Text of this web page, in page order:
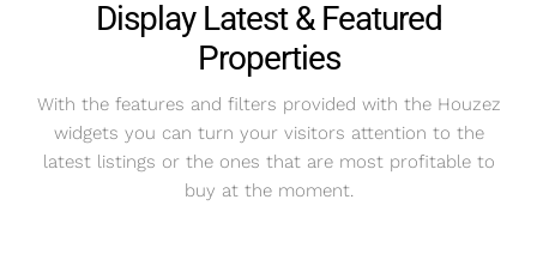
Display Latest & Featured
Properties
With the features and filters provided with the Houzez
widgets you can turn your visitors attention to the
latest listings or the ones that are most profitable to
buy at the moment.